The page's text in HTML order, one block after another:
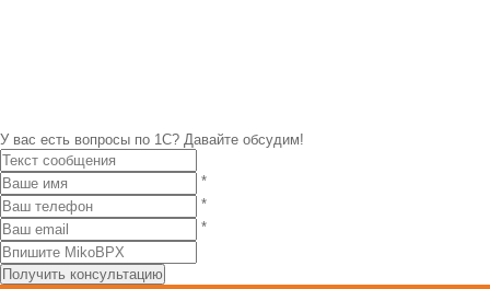
У вас есть вопросы по 1С? Давайте обсудим!
*
*
*